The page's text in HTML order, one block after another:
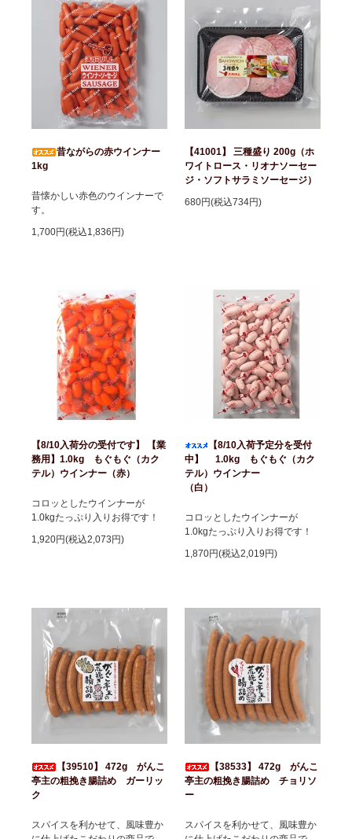
昔ながらの赤ウインナー
1kg
昔懐かしい赤色のウインナーで
す。
1,700円(税込1,836円)
【41001】 三種盛り 200g（ホ
ワイトロース・リオナソーセー
ジ・ソフトサラミソーセージ）
680円(税込734円)
【8/10入荷分の受付です】 【業
務用】1.0kg もぐもぐ（カク
テル）ウインナー（赤）
コロッとしたウインナーが
1.0kgたっぷり入りお得です！
1,920円(税込2,073円)
【8/10入荷予定分を受付
中】 1.0kg もぐもぐ（カク
テル）ウインナー
（白）
コロッとしたウインナーが
1.0kgたっぷり入りお得です！
1,870円(税込2,019円)
【39510】 472g がんこ
亭主の粗挽き腸詰め ガーリッ
ク
スパイスを利かせて、風味豊か
【38533】 472g がんこ
亭主の粗挽き腸詰め チョリソ
ー
スパイスを利かせて、風味豊か